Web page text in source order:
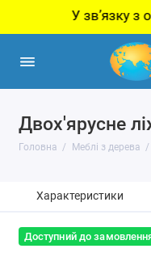
У звʼязку з
Двох'ярусне
Головна Меблі з дерева
Характеристики
Доступний до